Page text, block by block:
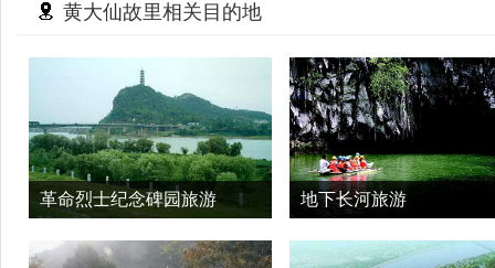
黄大仙故里相关目的地
革命烈士纪念碑园旅游 地下长河旅游